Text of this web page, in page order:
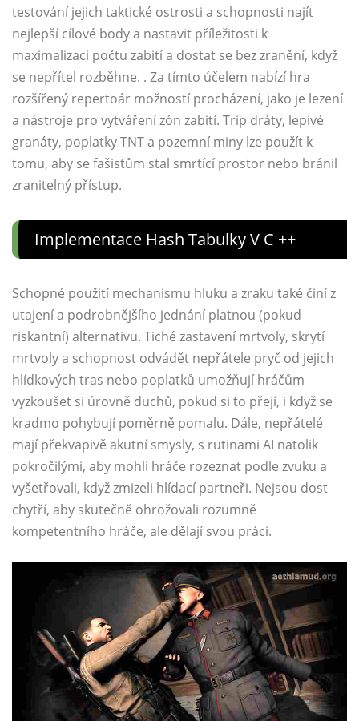
testování jejich taktické ostrosti a schopnosti najít
nejlepší cílové body a nastavit příležitosti k
maximalizaci počtu zabití a dostat se bez zranění, když
se nepřítel rozběhne. . Za tímto účelem nabízí hra
rozšířený repertoár možností procházení, jako je lezení
a nástroje pro vytváření zón zabití. Trip dráty, lepivé
granáty, poplatky TNT a pozemní miny lze použít k
tomu, aby se fašistům stal smrtící prostor nebo bránil
zranitelný přístup.
Implementace Hash Tabulky V C ++
Schopné použití mechanismu hluku a zraku také činí z
utajení a podrobnějšího jednání platnou (pokud
riskantní) alternativu. Tiché zastavení mrtvoly, skrytí
mrtvoly a schopnost odvádět nepřátele pryč od jejich
hlídkových tras nebo poplatků umožňují hráčům
vyzkoušet si úrovně duchů, pokud si to přejí, i když se
kradmo pohybují poměrně pomalu. Dále, nepřátelé
mají překvapivě akutní smysly, s rutinami AI natolik
pokročilými, aby mohli hráče rozeznat podle zvuku a
vyšetřovali, když zmizeli hlídací partneři. Nejsou dost
chytří, aby skutečně ohrožovali rozumně
kompetentního hráče, ale dělají svou práci.